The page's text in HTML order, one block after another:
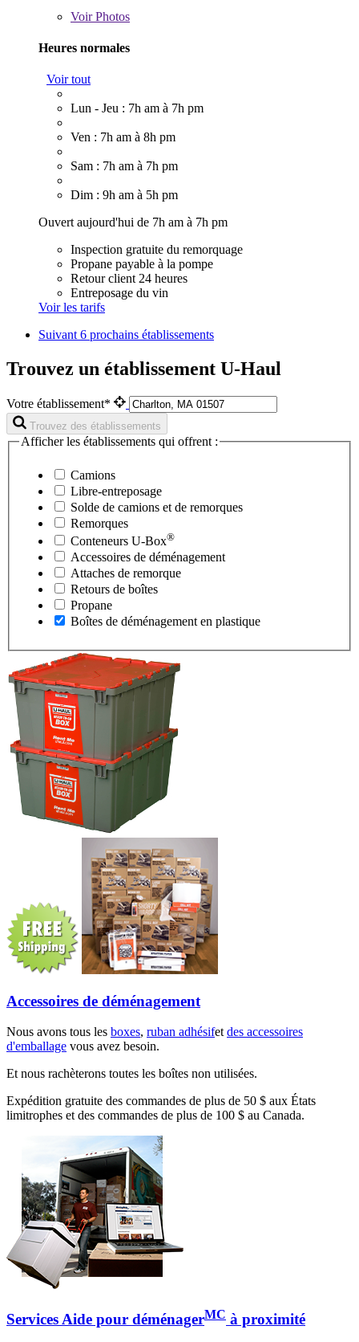
VoirPhotos
Heures normales
Voir tout
Lun - Jeu : 7h am à 7h pm
Ven : 7h am à 8h pm
Sam : 7h am à 7h pm
Dim : 9h am à 5h pm
Ouvert aujourd'hui de 7h am à 7h pm
Inspection gratuite du remorquage
Propane payable à la pompe
Retour client 24 heures
Entreposage du vin
Voir les tarifs
Suivant6 prochains établissements
Trouvez un établissement U-Haul
Votre établissement*
Trouvez des établissements
Afficher les établissements qui offrent :
Camions
Libre-entreposage
Solde de camions et de remorques
Remorques
Conteneurs U-Box®
Accessoires de déménagement
Attaches de remorque
Retours de boîtes
Propane
Boîtes de déménagement en plastique
Accessoires de déménagement
Nous avons tous les boxes, ruban adhésifet des accessoires
d'emballage vous avez besoin.
Et nous rachèterons toutes les boîtes non utilisées.
Expédition gratuite des commandes de plus de 50 $ aux États
limitrophes et des commandes de plus de 100 $ au Canada.
Services Aide pour déménagerMC à proximité